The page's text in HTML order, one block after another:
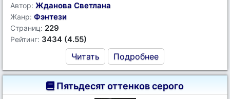
Автор: Жданова Светлана
Жанр: Фэнтези
Страниц: 229
Рейтинг: 3434 (4.55)
Читать Подробнее
Пятьдесят оттенков серого